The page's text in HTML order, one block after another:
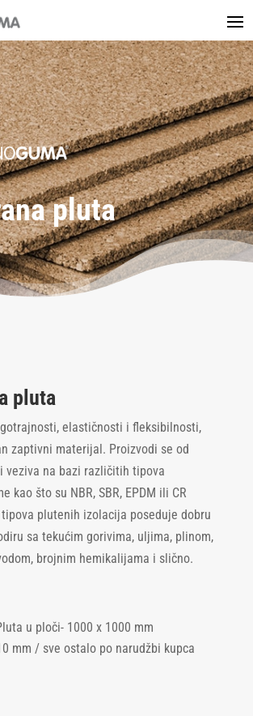
pluta
pluta
elastičnosti i fleksibilnosti,
zaptivni materijal. Proizvodi se od
veziva na bazi različitih tipova
kao što su NBR, SBR, EPDM ili CR
plutenih izolacija poseduje dobru
sa tekućim gorivima, uljima, plinom,
brojnim hemikalijama i slično.
u ploči- 1000 x 1000 mm
mm / sve ostalo po narudžbi kupca